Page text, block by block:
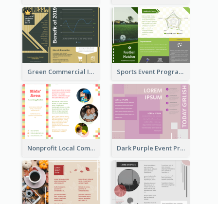
Green Commercial Informational Tri Fold Brochure Sports Event Program Informational Tri Fold Brochure
Nonprofit Local Community Tri Fold Brochure Dark Purple Event Program Tri Fold Brochure